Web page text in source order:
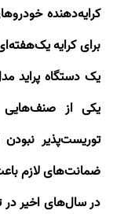
کرایه‌دهنده
برای کرایه
یک دستگاه پراید
یکی از
توریست‌پذیر
ضمانت‌های لازم
در سال‌های اخیر